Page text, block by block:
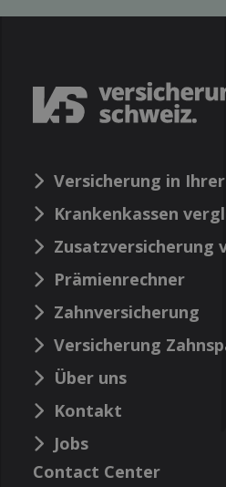
Versicherung in
Krankenkassen
Zusatzversicherung
Prämienrechner
Zahnversicherung
Versicherung
Über uns
Kontakt
Jobs
Contact Center